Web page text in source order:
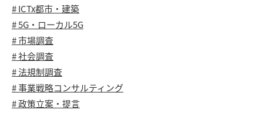
# ICTx都市・建築
# 5G・ローカル5G
# 市場調査
# 社会調査
# 法規制調査
# 事業戦略コンサルティング
# 政策立案・提言